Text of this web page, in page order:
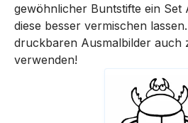
gewöhnlicher Buntstifte ein Set
diese besser vermischen
druckbaren Ausmalbilder auch
verwenden!